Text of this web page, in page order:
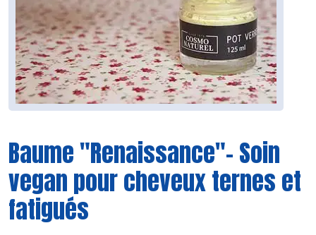
Baume "Renaissance"- Soin
vegan pour cheveux ternes et
fatigués